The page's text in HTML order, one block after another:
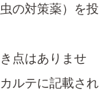
の対策薬）を投
点はありませ
ルテに記載され